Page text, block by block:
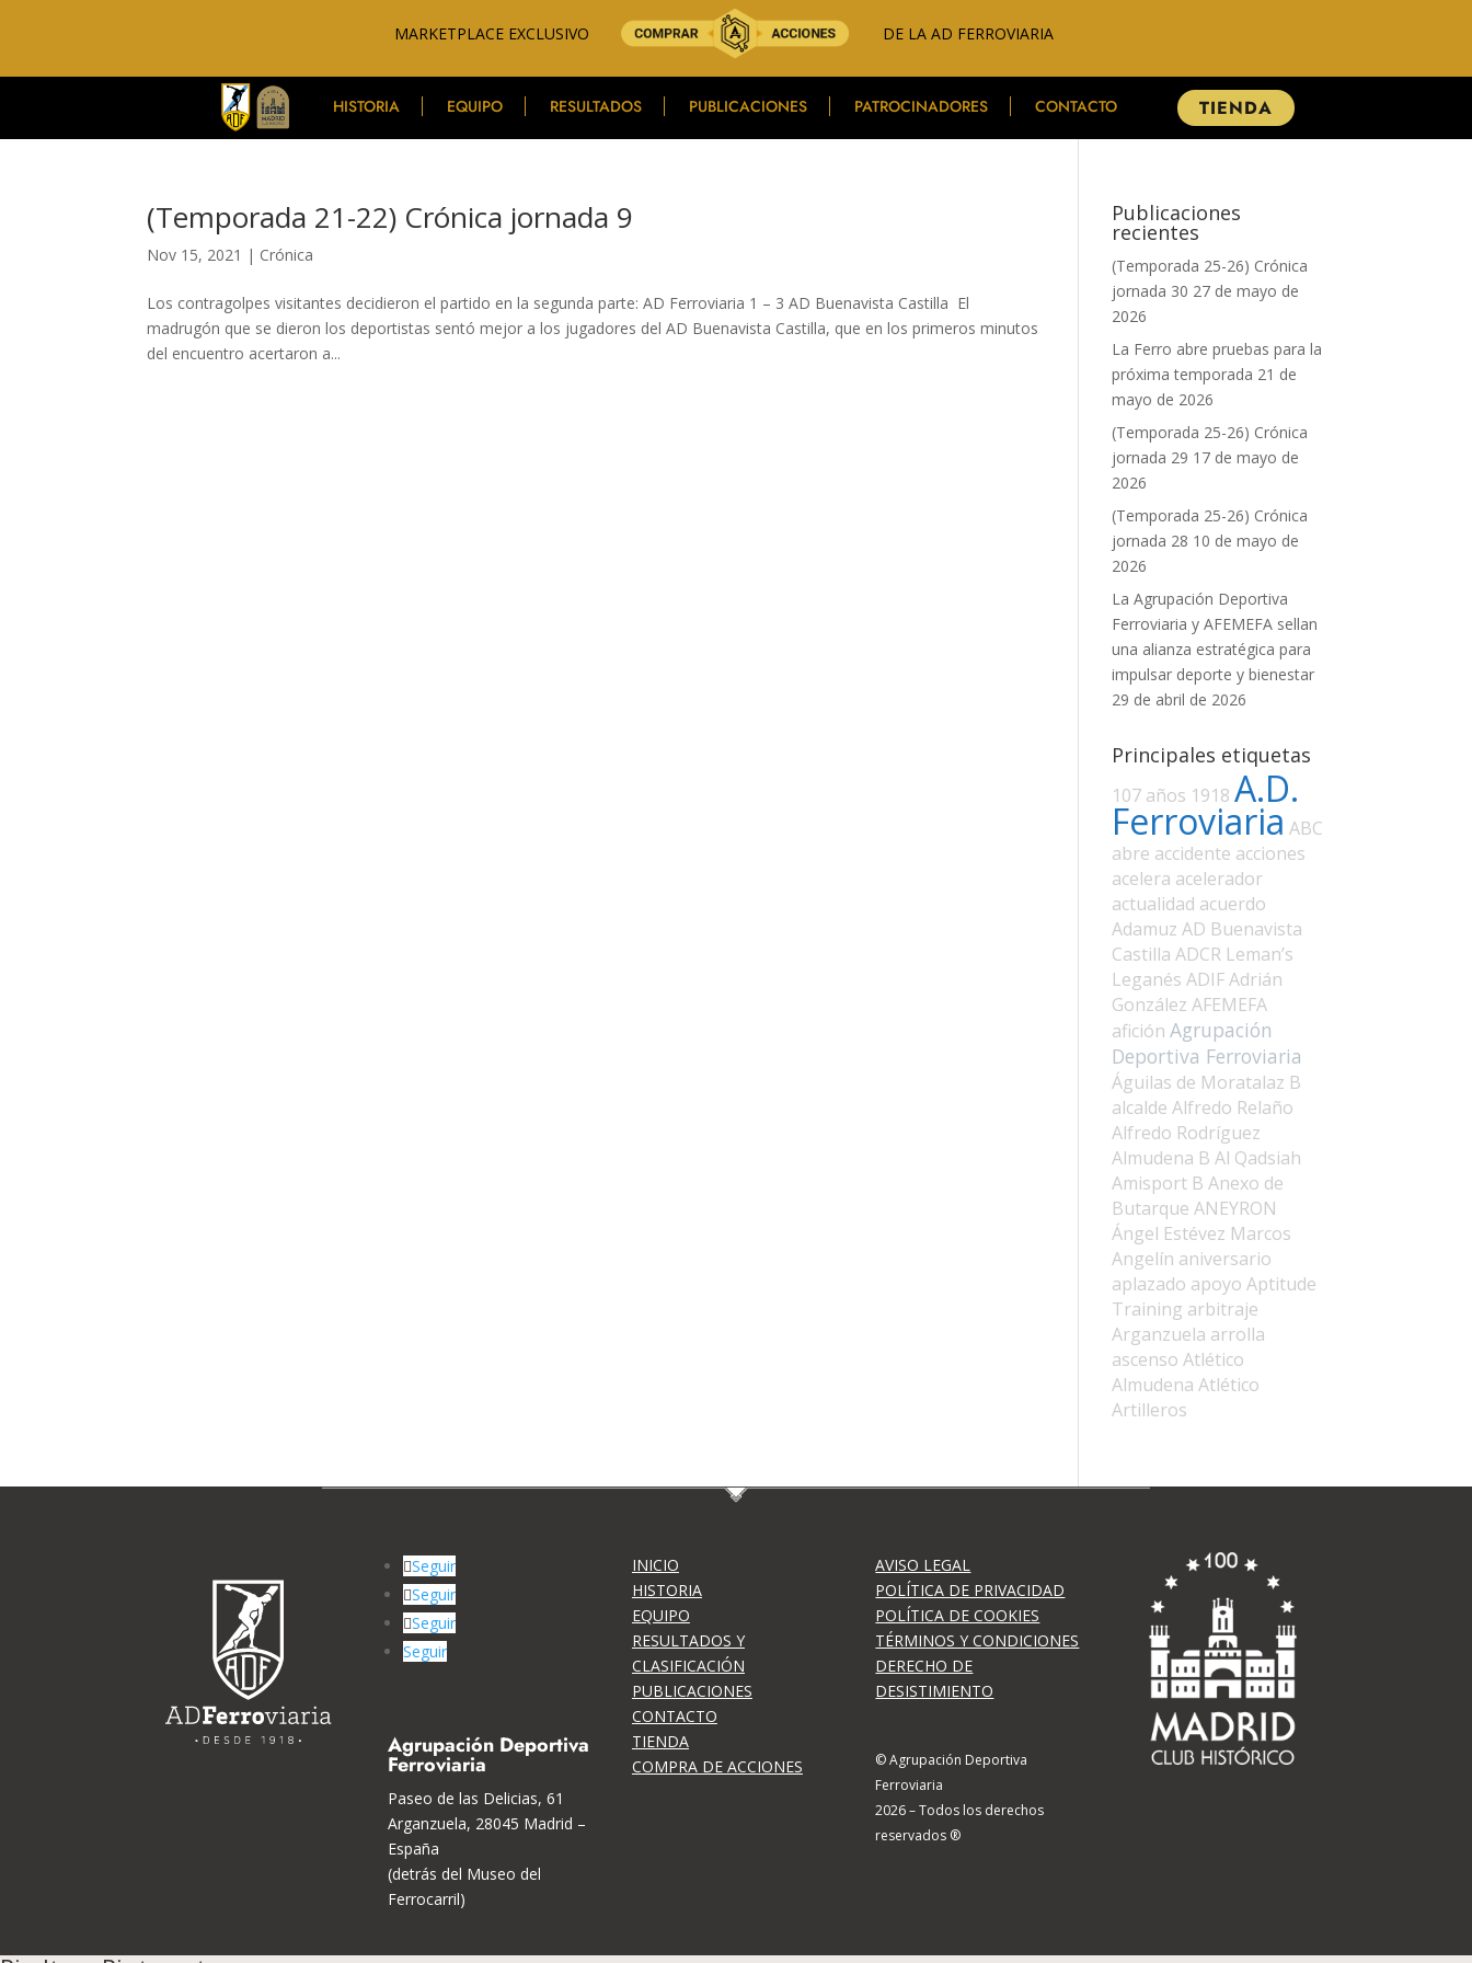
MARKETPLACE EXCLUSIVO DE LA AD FERROVIARIA
HISTORIA EQUIPO RESULTADOS PUBLICACIONES PATROCINADORES CONTACTO TIENDA
(Temporada 21-22) Crónica jornada 9
Nov 15, 2021 | Crónica
Los contragolpes visitantes decidieron el partido en la segunda parte: AD Ferroviaria 1 – 3 AD Buenavista Castilla El
madrugón que se dieron los deportistas sentó mejor a los jugadores del AD Buenavista Castilla, que en los primeros minutos
del encuentro acertaron a...
Publicaciones
recientes
(Temporada 25-26) Crónica
jornada 30 27 de mayo de
2026
La Ferro abre pruebas para la
próxima temporada 21 de
mayo de 2026
(Temporada 25-26) Crónica
jornada 29 17 de mayo de
2026
(Temporada 25-26) Crónica
jornada 28 10 de mayo de
2026
La Agrupación Deportiva
Ferroviaria y AFEMEFA sellan
una alianza estratégica para
impulsar deporte y bienestar
29 de abril de 2026
Principales etiquetas
107 años 1918 A.D.
Ferroviaria ABC
abre accidente acciones
acelera acelerador
actualidad acuerdo
Adamuz AD Buenavista
Castilla ADCR Leman’s
Leganés ADIFAdrián
González AFEMEFA
afición Agrupación
Deportiva Ferroviaria
Águilas de Moratalaz B
alcalde Alfredo Relaño
Alfredo Rodríguez
Almudena B Al Qadsiah
Amisport B Anexo de
Butarque ANEYRON
Ángel Estévez Marcos
Angelín aniversario
aplazado apoyo Aptitude
Training arbitraje
Arganzuela arrolla
ascenso Atlético
Almudena Atlético
Artilleros
Seguir
Seguir
Seguir
Seguir
Agrupación Deportiva
Ferroviaria
Paseo de las Delicias, 61
Arganzuela, 28045 Madrid –
España
(detrás del Museo del
Ferrocarril)
INICIO
HISTORIA
EQUIPO
RESULTADOS Y
CLASIFICACIÓN
PUBLICACIONES
CONTACTO
TIENDA
COMPRA DE ACCIONES
AVISO LEGAL
POLÍTICA DE PRIVACIDAD
POLÍTICA DE COOKIES
TÉRMINOS Y CONDICIONES
DERECHO DE
DESISTIMIENTO
© Agrupación Deportiva
Ferroviaria
2026 – Todos los derechos
reservados ®